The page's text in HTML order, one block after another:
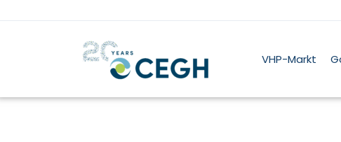
VHP-Markt